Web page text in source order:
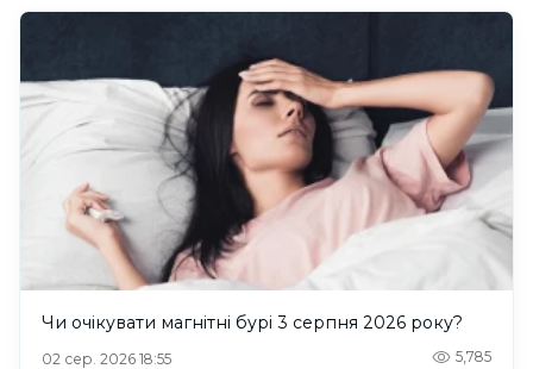
Чи очікувати магнітні бурі 3 серпня 2026 року?
02 сер. 2026 18:55 5,785